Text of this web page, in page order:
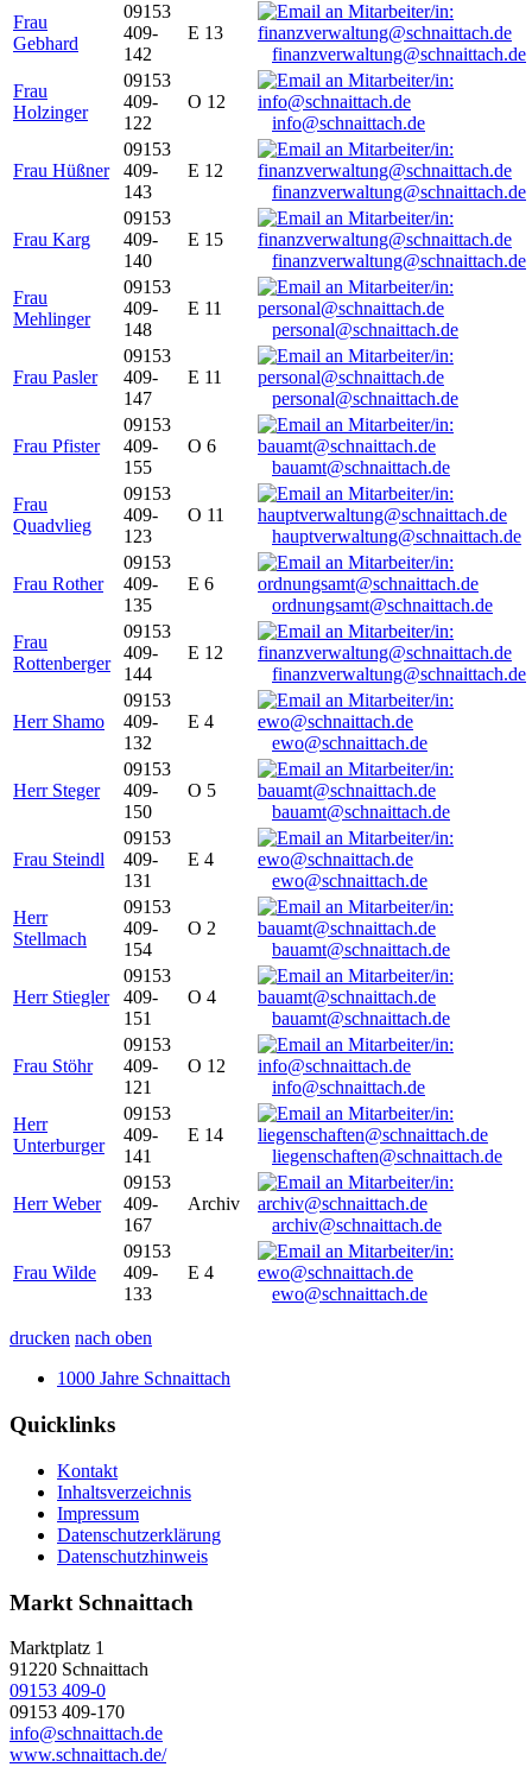
Frau
Gebhard
09153
409-
142
E 13
finanzverwaltung@schnaittach.de
Frau
Holzinger
09153
409-
122
O 12
info@schnaittach.de
Frau Hüßner
09153
409-
143
E 12
finanzverwaltung@schnaittach.de
Frau Karg
09153
409-
140
E 15
finanzverwaltung@schnaittach.de
Frau
Mehlinger
09153
409-
148
E 11
personal@schnaittach.de
Frau Pasler
09153
409-
147
E 11
personal@schnaittach.de
Frau Pfister
09153
409-
155
O 6
bauamt@schnaittach.de
Frau
Quadvlieg
09153
409-
123
O 11
hauptverwaltung@schnaittach.de
Frau Rother
09153
409-
135
E 6
ordnungsamt@schnaittach.de
Frau
Rottenberger
09153
409-
144
E 12
finanzverwaltung@schnaittach.de
Herr Shamo
09153
409-
132
E 4
ewo@schnaittach.de
Herr Steger
09153
409-
150
O 5
bauamt@schnaittach.de
Frau Steindl
09153
409-
131
E 4
ewo@schnaittach.de
Herr
Stellmach
09153
409-
154
O 2
bauamt@schnaittach.de
Herr Stiegler
09153
409-
151
O 4
bauamt@schnaittach.de
Frau Stöhr
09153
409-
121
O 12
info@schnaittach.de
Herr
Unterburger
09153
409-
141
E 14
liegenschaften@schnaittach.de
Herr Weber
09153
409-
167
Archiv
archiv@schnaittach.de
Frau Wilde
09153
409-
133
E 4
ewo@schnaittach.de
drucken nach oben
1000 Jahre Schnaittach
Quicklinks
Kontakt
Inhaltsverzeichnis
Impressum
Datenschutzerklärung
Datenschutzhinweis
Markt Schnaittach
Marktplatz 1
91220 Schnaittach
09153 409-0
09153 409-170
info@schnaittach.de
www.schnaittach.de/